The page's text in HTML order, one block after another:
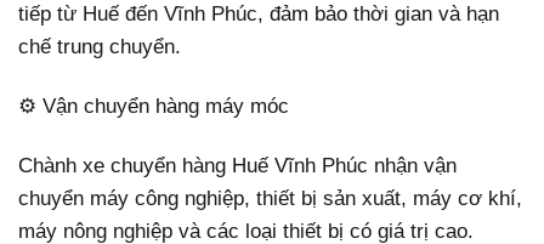
tiếp từ Huế đến Vĩnh Phúc, đảm bảo thời gian và hạn
chế trung chuyển.
⚙️ Vận chuyển hàng máy móc
Chành xe chuyển hàng Huế Vĩnh Phúc nhận vận
chuyển máy công nghiệp, thiết bị sản xuất, máy cơ khí,
máy nông nghiệp và các loại thiết bị có giá trị cao.